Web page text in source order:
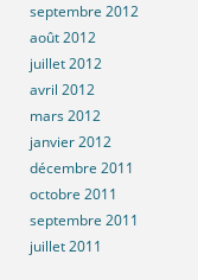
septembre 2012
août 2012
juillet 2012
avril 2012
mars 2012
janvier 2012
décembre 2011
octobre 2011
septembre 2011
juillet 2011